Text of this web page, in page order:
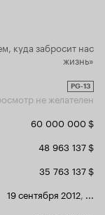
первый
дочери.
работает
глубины,
когда они
что этот
насколько
куда забросит нас
жизнь»
PG-13
не желателен
60 000 000 $
48 963 137 $
35 763 137 $
19 сентября 2012